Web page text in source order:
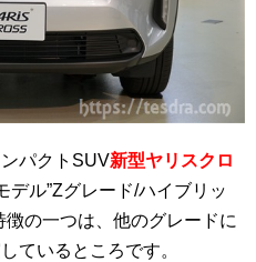
パクトSUV新型ヤリスクロ
デル”Zグレード/ハイブリッ
徴の一つは、他のグレードに
ているところです。